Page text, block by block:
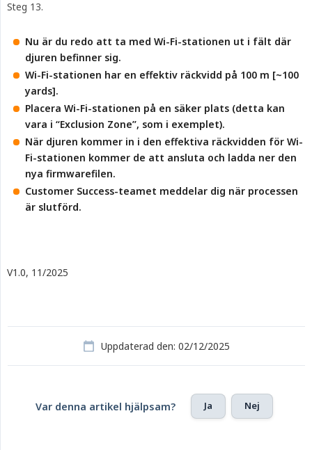
Steg 13.
Nu är du redo att ta med Wi-Fi-stationen ut i fält där
djuren befinner sig.
Wi-Fi-stationen har en effektiv räckvidd på 100 m [~100
yards].
Placera Wi-Fi-stationen på en säker plats (detta kan
vara i “Exclusion Zone”, som i exemplet).
När djuren kommer in i den effektiva räckvidden för Wi-
Fi-stationen kommer de att ansluta och ladda ner den
nya firmwarefilen.
Customer Success-teamet meddelar dig när processen
är slutförd.
V1.0, 11/2025
Uppdaterad den: 02/12/2025
Var denna artikel hjälpsam? Ja Nej